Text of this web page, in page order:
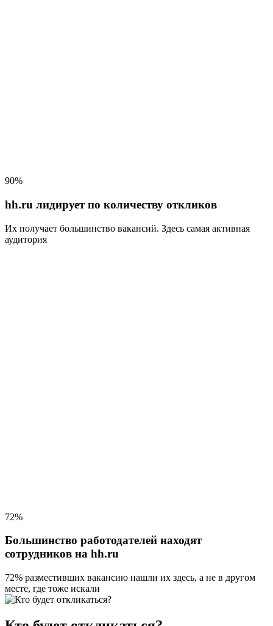
90%
hh.ru лидирует по количеству откликов
Их получает большинство вакансий. Здесь самая активная
аудитория
72%
Большинство работодателей находят
сотрудников на hh.ru
72% разместивших вакансию нашли их здесь, а не в другом
месте, где тоже искали